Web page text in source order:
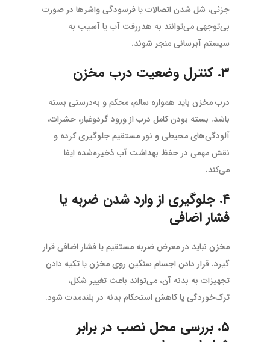
جزئی، شل شدن اتصالات یا فرسودگی واشرها در صورت
بی‌توجهی می‌توانند به هدررفت آب یا آسیب به
سیستم آبرسانی منجر شوند.
۳. کنترل وضعیت درب مخزن
درب مخزن باید همواره سالم، محکم و به‌درستی بسته
باشد. بسته بودن کامل درب از ورود گردوغبار، حشرات،
آلودگی‌های محیطی و نور مستقیم جلوگیری کرده و
نقش مهمی در حفظ بهداشت آب ذخیره‌شده ایفا
می‌کند.
۴. جلوگیری از وارد شدن ضربه یا
فشار اضافی
مخزن نباید در معرض ضربه مستقیم یا فشار اضافی قرار
گیرد. قرار دادن اجسام سنگین روی مخزن یا تکیه دادن
تجهیزات به بدنه آن، می‌تواند باعث تغییر شکل،
ترک‌خوردگی یا کاهش استحکام بدنه در بلندمدت شود.
۵. بررسی محل نصب در برابر